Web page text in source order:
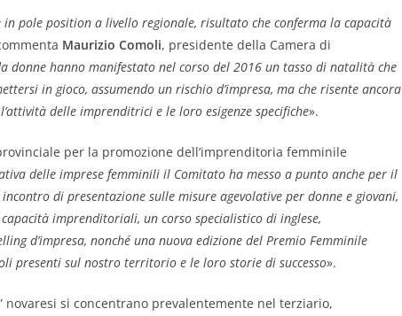
pole position a livello regionale, risultato che conferma la capacità
Maurizio Comoli, presidente della Camera di
donne hanno manifestato nel corso del 2016 un tasso di natalità che
in gioco, assumendo un rischio d’impresa, ma che risente ancora
delle imprenditrici e le loro esigenze specifiche».
per la promozione dell’imprenditoria femminile
delle imprese femminili il Comitato ha messo a punto anche per il
di presentazione sulle misure agevolative per donne e giovani,
imprenditoriali, un corso specialistico di inglese,
d’impresa, nonché una nuova edizione del Premio Femminile
presenti sul nostro territorio e le loro storie di successo».
novaresi si concentrano prevalentemente nel terziario,